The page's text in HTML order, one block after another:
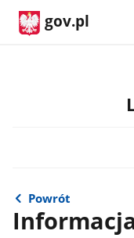
gov.pl
Powrót